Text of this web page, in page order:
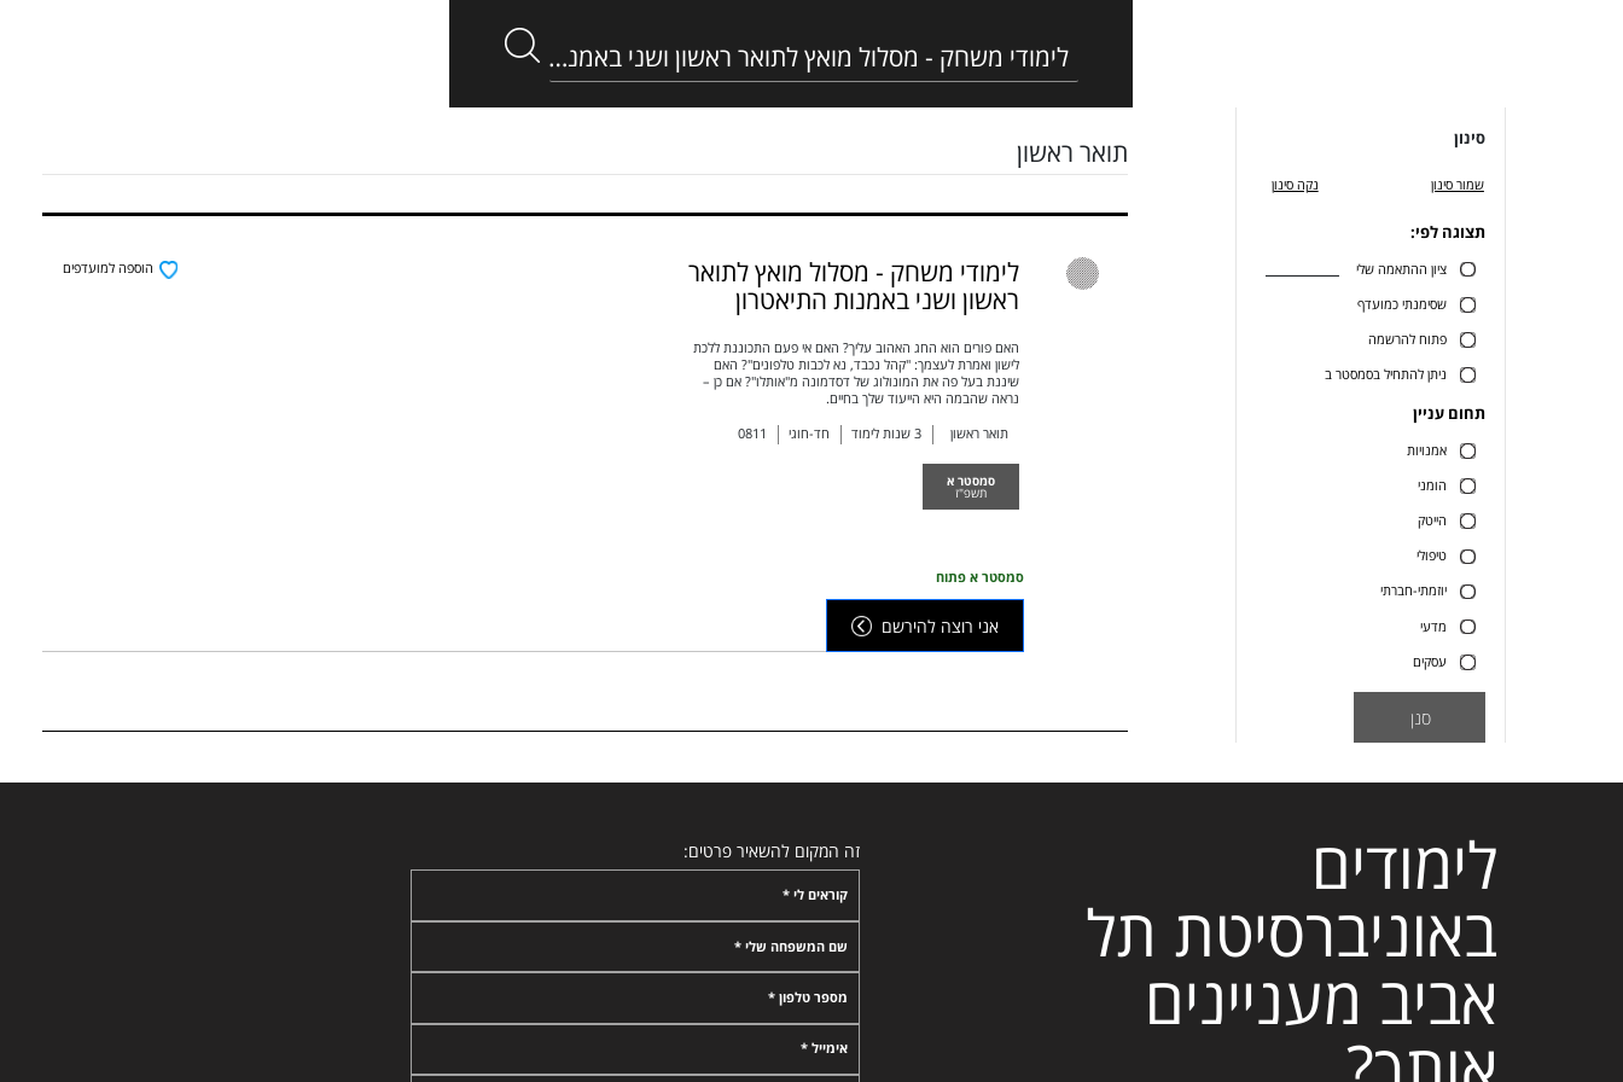
סינון
שמור סינון נקה סינון
תצוגה לפי:
ציון ההתאמה שלי
שסימנתי כמועדף
פתוח להרשמה
ניתן להתחיל בסמסטר ב
תחום עניין
אמנויות
הומני
הייטק
טיפולי
יוזמתי-חברתי
מדעי
עסקים
סנן
תואר ראשון
לימודי משחק - מסלול מואץ לתואר
ראשון ושני באמנות התיאטרון
האם פורים הוא החג האהוב עליך? האם אי פעם התכוננת ללכת
לישון ואמרת לעצמך: "קהל נכבד, נא לכבות טלפונים"? האם
שיננת בעל פה את המונולוג של דסדמונה מ"אותלו"? אם כן –
נראה שהבמה היא הייעוד שלך בחיים.
תואר ראשון 3 שנות לימוד חד-חוגי 0811
סמסטר א
תשפ"ז
הוספה למועדפים
סמסטר א פתוח
אני רוצה להירשם
לימודים
באוניברסיטת תל
אביב מעניינים
זה המקום להשאיר פרטים:
קוראים לי *
שם המשפחה שלי *
מספר טלפון *
אימייל *